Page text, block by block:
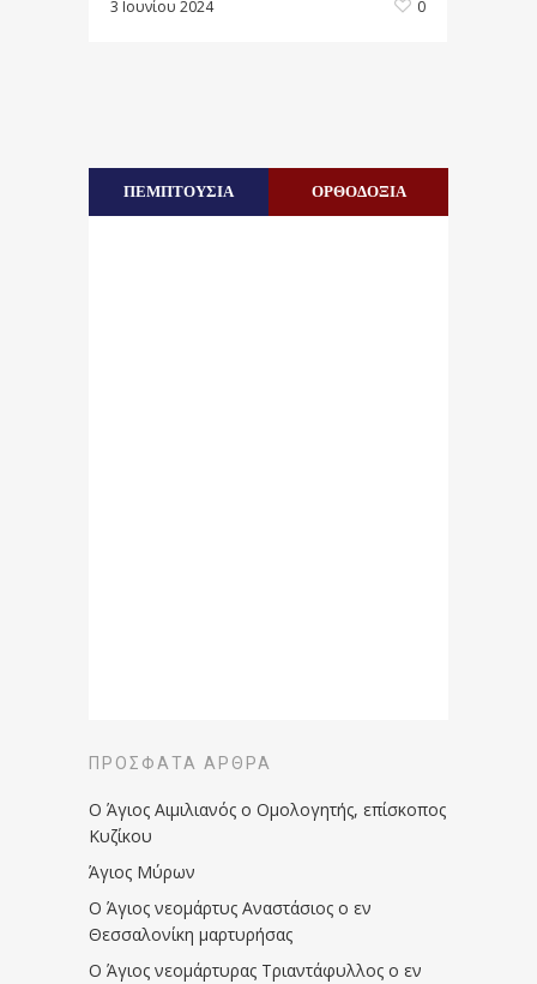
3 Ιουνίου 2024 0
ΠΕΜΠΤΟΥΣΙΑ ΟΡΘΟΔΟΞΙΑ
ΠΡΌΣΦΑΤΑ ΆΡΘΡΑ
Ο Άγιος Αιμιλιανός ο Ομολογητής, επίσκοπος
Κυζίκου
Άγιος Μύρων
Ο Άγιος νεομάρτυς Αναστάσιος ο εν
Θεσσαλονίκη μαρτυρήσας
Ο Άγιος νεομάρτυρας Τριαντάφυλλος ο εν